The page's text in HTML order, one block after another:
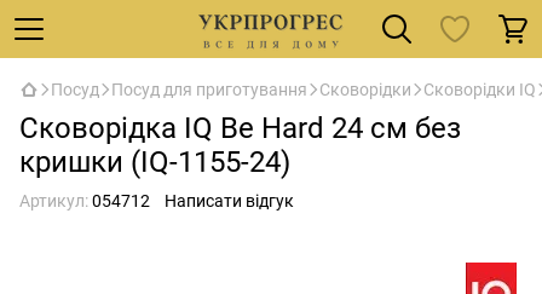
Посуд Посуд для приготування Сковорідки Сковорідки IQ
Сковорідка IQ Be Hard 24 см без
кришки (IQ-1155-24)
Артикул:054712 Написати відгук